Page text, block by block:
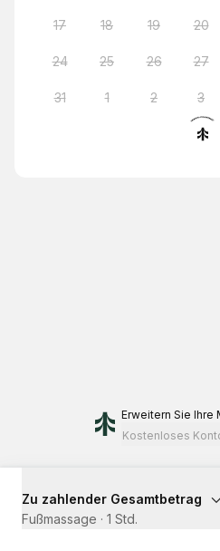
17 18 19 20
24 25 26 27
31 1 2 3
Erweitern Sie Ihre
Kostenloses
Zu zahlender Gesamtbetrag
Fußmassage · 1 Std.